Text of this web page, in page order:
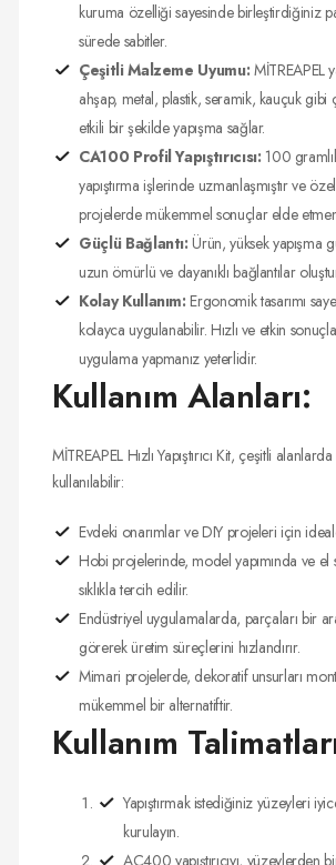
kuruma özelliği sayesinde birleştirdiğiniz
sürede sabitler.
Çeşitli Malzeme Uyumu: MİTREAPEL
ahşap, metal, plastik, seramik, kauçuk gibi
etkili bir şekilde yapışma sağlar.
CA100 Profil Yapıştırıcısı: 100
yapıştırma işlerinde uzmanlaşmıştır ve
projelerde mükemmel sonuçlar elde
Güçlü Bağlantı: Ürün, yüksek yapışma
uzun ömürlü ve dayanıklı bağlantılar
Kolay Kullanım: Ergonomik tasarımı
kolayca uygulanabilir. Hızlı ve etkin
uygulama yapmanız yeterlidir.
Kullanım Alanları:
MİTREAPEL Hızlı Yapıştırıcı Kit, çeşitli
kullanılabilir:
Evdeki onarımlar ve DIY projeleri için
Hobi projelerinde, model yapımında ve el
sıklıkla tercih edilir.
Endüstriyel uygulamalarda, parçaları bir
görerek üretim süreçlerini hızlandırır.
Mimari projelerde, dekoratif unsurları
mükemmel bir alternatiftir.
Kullanım
Yapıştırmak istediğiniz yüzeyleri
kurulayın.